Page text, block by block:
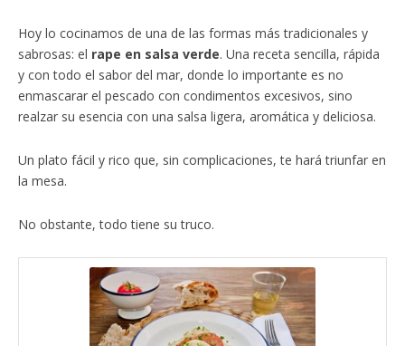
Hoy lo cocinamos de una de las formas más tradicionales y
sabrosas: el rape en salsa verde. Una receta sencilla, rápida
y con todo el sabor del mar, donde lo importante es no
enmascarar el pescado con condimentos excesivos, sino
realzar su esencia con una salsa ligera, aromática y deliciosa.
Un plato fácil y rico que, sin complicaciones, te hará triunfar en
la mesa.
No obstante, todo tiene su truco.